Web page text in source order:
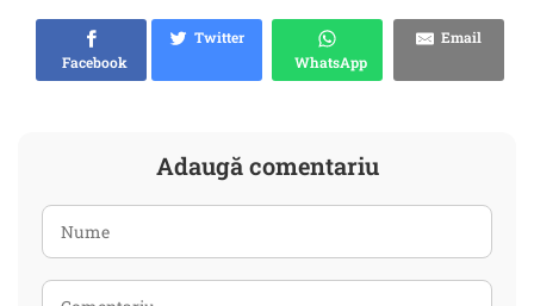
Facebook
Twitter
WhatsApp
Email
Adaugă comentariu